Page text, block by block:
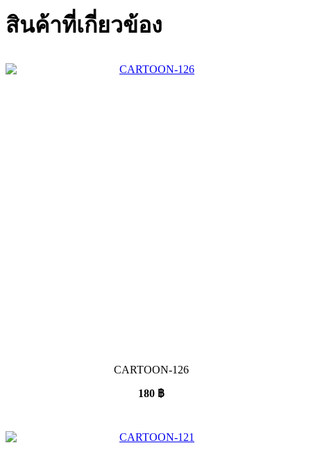
สินค้าที่เกี่ยวข้อง
CARTOON-126
180 ฿